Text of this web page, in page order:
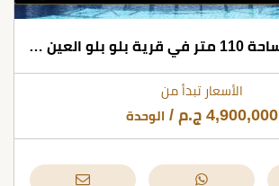
شالية للبيع بمساحة 110 متر في قرية بلو بلو العين السخنة
الأسعار تبدأ من
4,900,000 ج.م / الوحدة